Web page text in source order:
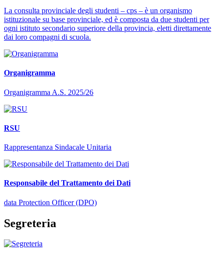
La consulta provinciale degli studenti – cps – è un organismo
istituzionale su base provinciale, ed è composta da due studenti per
ogni istituto secondario superiore della provincia, eletti direttamente
dai loro compagni di scuola.
Organigramma
Organigramma A.S. 2025/26
RSU
Rappresentanza Sindacale Unitaria
Responsabile del Trattamento dei Dati
data Protection Officer (DPO)
Segreteria